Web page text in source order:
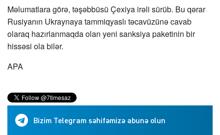
Məlumatlara görə, təşəbbüsü Çexiya irəli sürüb. Bu qərar
Rusiyanın Ukraynaya tammiqyaslı təcavüzünə cavab
olaraq hazırlanmaqda olan yeni sanksiya paketinin bir
hissəsi ola bilər.
APA
Bizim Telegram səhifəmizə abunə olun